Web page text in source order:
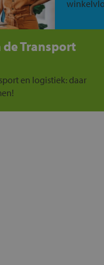
Transport
en logistiek: daar